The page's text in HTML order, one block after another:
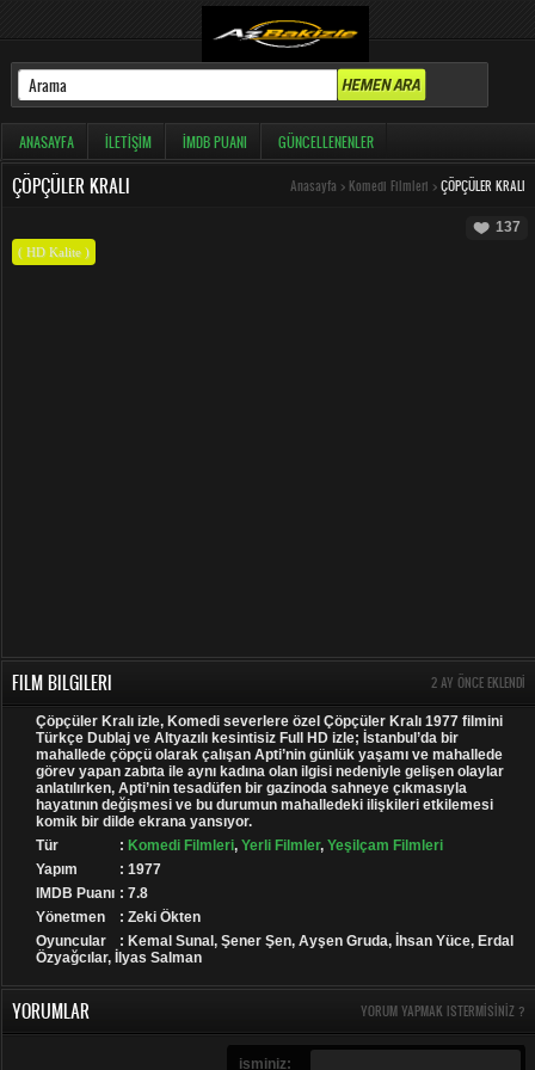
ANASAYFA İLETIŞIM İMDB PUANI GÜNCELLENENLER
ÇÖPÇÜLER KRALI Anasayfa > Komedi Filmleri > ÇÖPÇÜLER KRALI
137
( HD Kalite )
FILM BILGILERI 2 AY ÖNCE EKLENDI
Çöpçüler Kralı izle, Komedi severlere özel Çöpçüler Kralı 1977 filmini
Türkçe Dublaj ve Altyazılı kesintisiz Full HD izle; İstanbul’da bir
mahallede çöpçü olarak çalışan Apti’nin günlük yaşamı ve mahallede
görev yapan zabıta ile aynı kadına olan ilgisi nedeniyle gelişen olaylar
anlatılırken, Apti’nin tesadüfen bir gazinoda sahneye çıkmasıyla
hayatının değişmesi ve bu durumun mahalledeki ilişkileri etkilemesi
komik bir dilde ekrana yansıyor.
Tür
: Komedi Filmleri, Yerli Filmler, Yeşilçam Filmleri
Yapım
: 1977
IMDB Puanı : 7.8
Yönetmen
: Zeki Ökten
Oyuncular
: Kemal Sunal, Şener Şen, Ayşen Gruda, İhsan Yüce, Erdal
Özyağcılar, İlyas Salman
YORUMLAR YORUM YAPMAK ISTERMISINIZ ?
isminiz: